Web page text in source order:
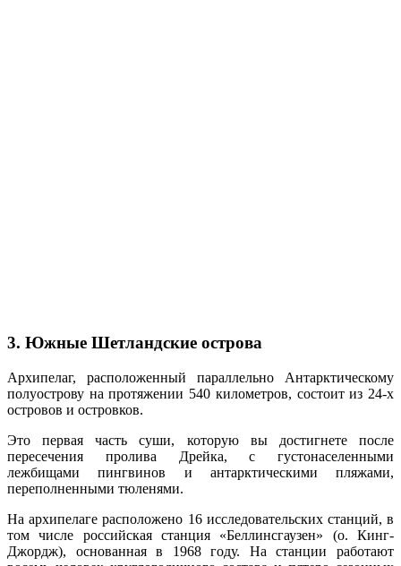
3. Южные Шетландские острова
Архипелаг, расположенный параллельно Антарктическому
полуострову на протяжении 540 километров, состоит из 24-х
островов и островков.
Это первая часть суши, которую вы достигнете после
пересечения пролива Дрейка, с густонаселенными
лежбищами пингвинов и антарктическими пляжами,
переполненными тюленями.
На архипелаге расположено 16 исследовательских станций, в
том числе российская станция «Беллинсгаузен» (о. Кинг-
Джордж), основанная в 1968 году. На станции работают